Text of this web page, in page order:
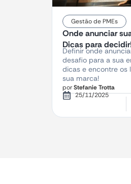
Gestão de PMEs
Onde anunciar
Dicas para
Definir onde
desafio para a sua
dicas e encontre os
sua marca!
porStefanie Trotta
25/11/2025